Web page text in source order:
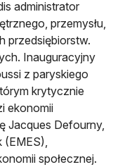
administrator
przemysłu,
przedsiębiorstw.
Inauguracyjny
z paryskiego
krytycznie
ekonomii
Jacques Defourny,
(EMES),
społecznej.